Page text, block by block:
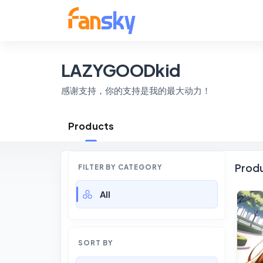
LAZYGOODkid
感谢支持，你的支持是我的最大动力！
Products
FILTER BY CATEGORY
All
SORT BY